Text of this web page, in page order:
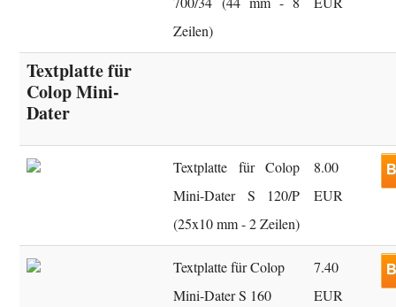
Zeilen)
Textplatte für
Colop Mini-
Dater
Textplatte für Colop
Mini-Dater S 120/P
(25x10 mm - 2 Zeilen)
8.00
EUR
Textplatte für Colop
Mini-Dater S 160
7.40
EUR